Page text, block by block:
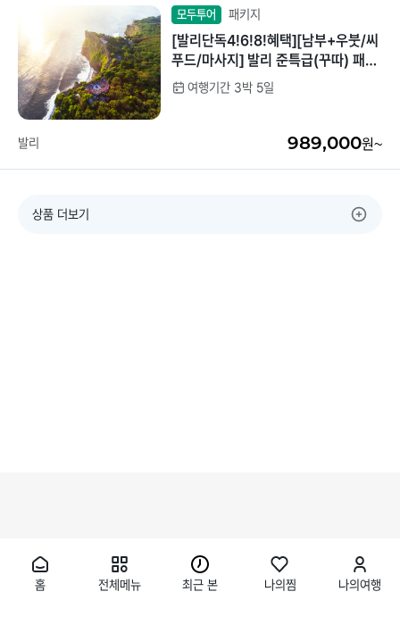
모두투어 패키지
[발리단독4!6!8!혜택][남부+우붓/씨
푸드/마사지] 발리 준특급(꾸따) 패키
지 3박5일
여행기간 3박 5일
발리 989,000원~
상품 더보기
홈 전체메뉴 최근 본 나의찜 나의여행